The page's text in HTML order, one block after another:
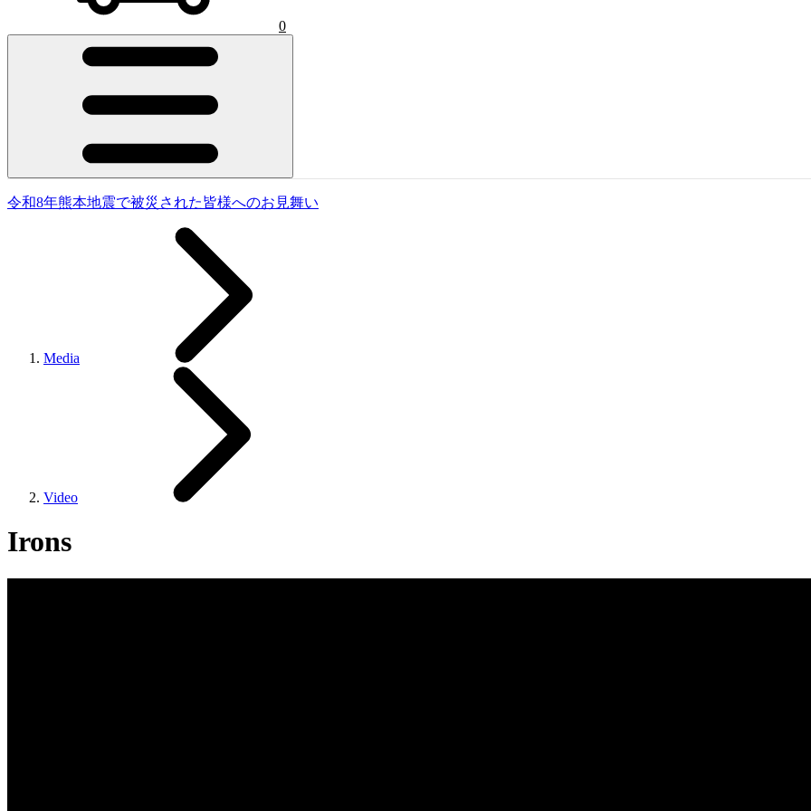
0
令和8年熊本地震で被災された皆様へのお見舞い
Media
Video
Irons